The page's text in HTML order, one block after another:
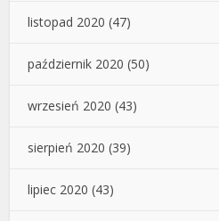
listopad 2020 (47)
październik 2020 (50)
wrzesień 2020 (43)
sierpień 2020 (39)
lipiec 2020 (43)